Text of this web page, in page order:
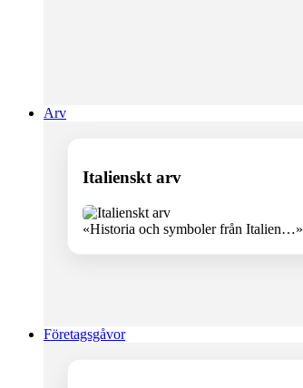
Arv
Italienskt arv
«Historia och symboler från Italien…»
Företagsgåvor